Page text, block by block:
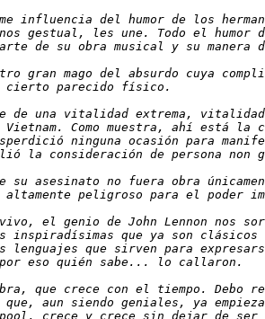
influencia del humor de los
gestual, les une. Todo el humor
de su obra musical y su manera
gran mago del absurdo cuya
cierto parecido físico.
de una vitalidad extrema,
Como muestra, ahí está la
ninguna ocasión para
la consideración de persona non
su asesinato no fuera obra
altamente peligroso para el poder
el genio de John Lennon nos
inspiradísimas que ya son
que sirven para
eso quién sabe... lo callaron.
que crece con el tiempo. Debo
que, aun siendo geniales, ya
crece y crece sin dejar de ser